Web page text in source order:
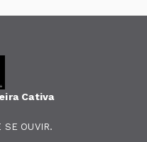
Cativa
SE OUVIR.